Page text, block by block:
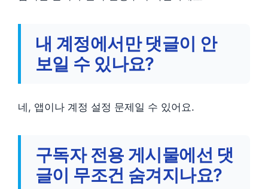
내 계정에서만 댓글이 안
보일 수 있나요?
네, 앱이나 계정 설정 문제일 수 있어요.
구독자 전용 게시물에선 댓
글이 무조건 숨겨지나요?